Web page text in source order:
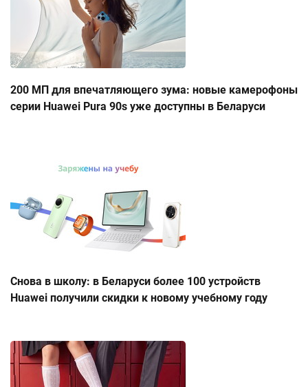
200 МП для впечатляющего зума: новые камерофоны
серии Huawei Pura 90s уже доступны в Беларуси
Снова в школу: в Беларуси более 100 устройств
Huawei получили скидки к новому учебному году